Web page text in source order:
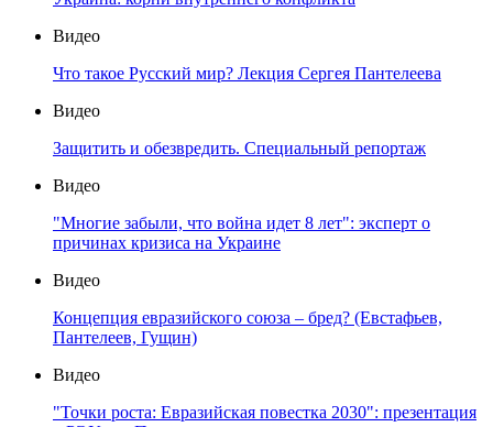
Видео
Что такое Русский мир? Лекция Сергея Пантелеева
Видео
Защитить и обезвредить. Специальный репортаж
Видео
"Многие забыли, что война идет 8 лет": эксперт о
причинах кризиса на Украине
Видео
Концепция евразийского союза – бред? (Евстафьев,
Пантелеев, Гущин)
Видео
"Точки роста: Евразийская повестка 2030": презентация